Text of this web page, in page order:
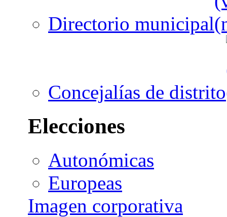
Directorio municipal
Concejalías de distrito
Elecciones
Autonómicas
Europeas
Imagen corporativa